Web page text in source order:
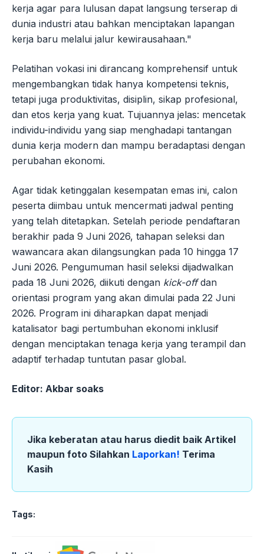
kerja agar para lulusan dapat langsung terserap di
dunia industri atau bahkan menciptakan lapangan
kerja baru melalui jalur kewirausahaan."
Pelatihan vokasi ini dirancang komprehensif untuk
mengembangkan tidak hanya kompetensi teknis,
tetapi juga produktivitas, disiplin, sikap profesional,
dan etos kerja yang kuat. Tujuannya jelas: mencetak
individu-individu yang siap menghadapi tantangan
dunia kerja modern dan mampu beradaptasi dengan
perubahan ekonomi.
Agar tidak ketinggalan kesempatan emas ini, calon
peserta diimbau untuk mencermati jadwal penting
yang telah ditetapkan. Setelah periode pendaftaran
berakhir pada 9 Juni 2026, tahapan seleksi dan
wawancara akan dilangsungkan pada 10 hingga 17
Juni 2026. Pengumuman hasil seleksi dijadwalkan
pada 18 Juni 2026, diikuti dengan kick-offdan
orientasi program yang akan dimulai pada 22 Juni
2026. Program ini diharapkan dapat menjadi
katalisator bagi pertumbuhan ekonomi inklusif
dengan menciptakan tenaga kerja yang terampil dan
adaptif terhadap tuntutan pasar global.
Editor: Akbar soaks
Jika keberatan atau harus diedit baik Artikel
maupun foto Silahkan Laporkan! Terima
Kasih
Tags: